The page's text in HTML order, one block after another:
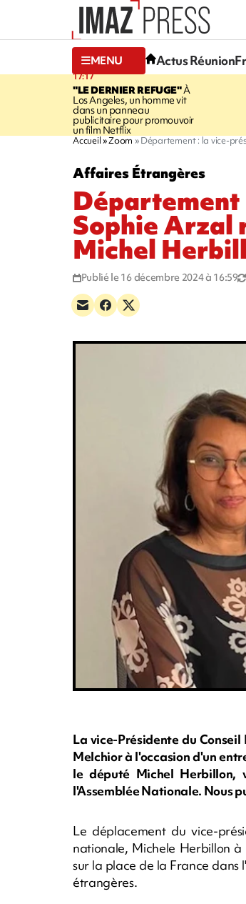
MENU Actus Réunion
17:17
"LE DERNIER REFUGE"À
Los Angeles, un homme vit
dans un panneau
publicitaire pour promouvoir
un film Netflix
Accueil Zoom Département : la vice-
Affaires Étrangères
Sophie Arzal
Michel
Publié le 16 décembre 2024 à 16:59
La vice-Présidente du
Melchior à l'occasion d'un
le député Michel Herbillon,
l'Assemblée Nationale. Nous
Le déplacement du vice-
nationale, Michele Herbillon
sur la place de la France dans
étrangères.